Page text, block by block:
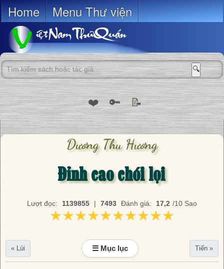
Home Menu Thư viện
🔍
❤️ 🔑 📝
Dương Thu Hương
Đỉnh cao chói lọi
Lượt đọc: 1139855 | 7493 Đánh giá: 17,2 /10 Sao
★★★★★★★★★★
★★★★★★★★★★
« Lùi ☰ Mục lục Tiến »